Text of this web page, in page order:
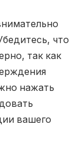
что
так как
нажать
вашего